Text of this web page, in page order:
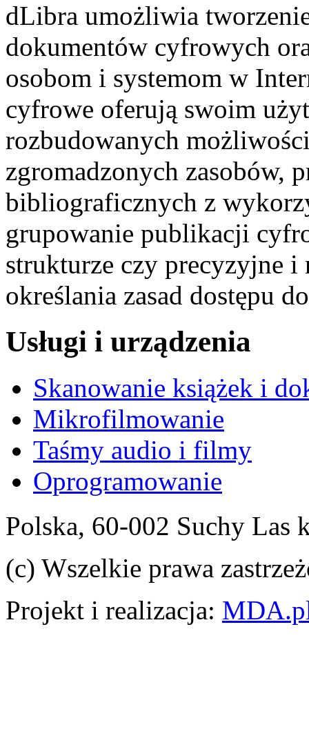
dLibra umożliwia
dokumentów cyfrowych
osobom i systemom w
cyfrowe oferują swoim
rozbudowanych
zgromadzonych zasobów,
bibliograficznych z
grupowanie publikacji
strukturze czy precyzyjne
określania zasad dostępu
Usługi i urządzenia
Skanowanie książek i
Mikrofilmowanie
Taśmy audio i filmy
Oprogramowanie
Polska, 60-002 Suchy Las
(c) Wszelkie prawa
Projekt i realizacja: